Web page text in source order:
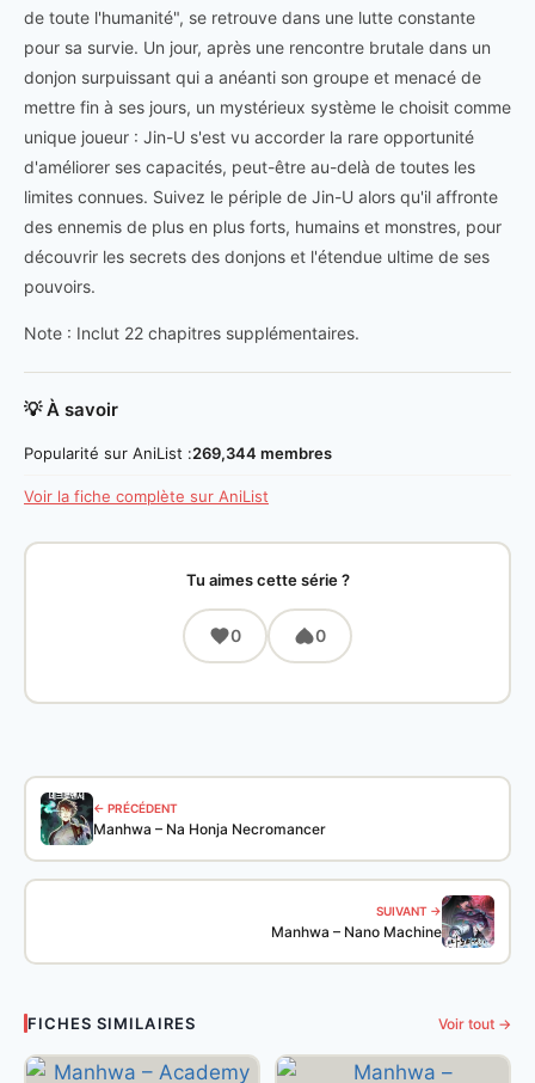
de toute l'humanité", se retrouve dans une lutte constante
pour sa survie. Un jour, après une rencontre brutale dans un
donjon surpuissant qui a anéanti son groupe et menacé de
mettre fin à ses jours, un mystérieux système le choisit comme
unique joueur : Jin-U s'est vu accorder la rare opportunité
d'améliorer ses capacités, peut-être au-delà de toutes les
limites connues. Suivez le périple de Jin-U alors qu'il affronte
des ennemis de plus en plus forts, humains et monstres, pour
découvrir les secrets des donjons et l'étendue ultime de ses
pouvoirs.
Note : Inclut 22 chapitres supplémentaires.
💡 À savoir
Popularité sur AniList :269,344 membres
Voir la fiche complète sur AniList
Tu aimes cette série ?
0 0
← PRÉCÉDENT
Manhwa – Na Honja Necromancer
SUIVANT →
Manhwa – Nano Machine
FICHES SIMILAIRES Voir tout →